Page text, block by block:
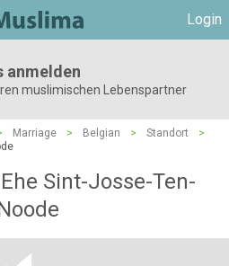
Login
anmelden
muslimischen Lebenspartner
Marriage > Belgian > Standort
>
Sint-Josse-Ten-